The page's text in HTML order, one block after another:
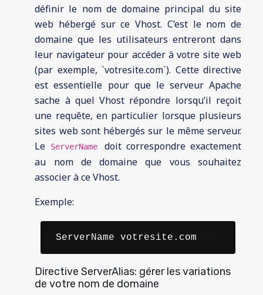
définir le nom de domaine principal du site
web hébergé sur ce Vhost. C’est le nom de
domaine que les utilisateurs entreront dans
leur navigateur pour accéder à votre site web
(par exemple, `votresite.com`). Cette directive
est essentielle pour que le serveur Apache
sache à quel Vhost répondre lorsqu’il reçoit
une requête, en particulier lorsque plusieurs
sites web sont hébergés sur le même serveur.
Le
ServerName doit correspondre exactement
au nom de domaine que vous souhaitez
associer à ce Vhost.
Exemple:
ServerName votresite.com
Directive ServerAlias: gérer les variations
de votre nom de domaine